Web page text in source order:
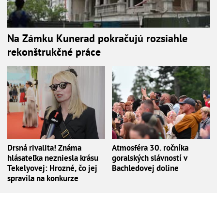
Na Zámku Kunerad pokračujú rozsiahle
rekonštrukčné práce
Drsná rivalita! Známa
hlásateľka nezniesla krásu
Tekelyovej: Hrozné, čo jej
spravila na konkurze
Atmosféra 30. ročníka
goralských slávností v
Bachledovej doline